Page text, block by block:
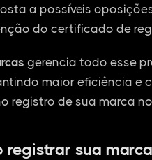
a possíveis
do certificado de
gerencia todo esse
maior eficiência e
registro de sua marca
registrar sua